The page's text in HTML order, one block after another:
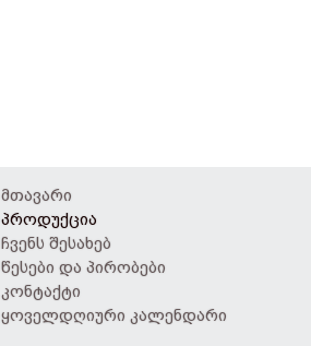
მთავარი
პროდუქცია
ჩვენს შესახებ
წესები და პირობები
კონტაქტი
ყოველდღიური კალენდარი